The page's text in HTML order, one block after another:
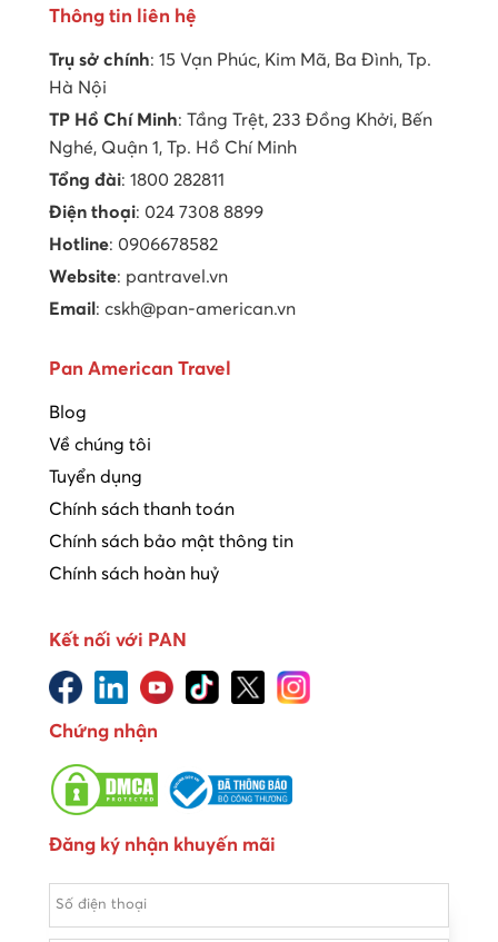
Thông tin liên hệ
Trụ sở chính: 15 Vạn Phúc, Kim Mã, Ba Đình, Tp.
Hà Nội
TP Hồ Chí Minh: Tầng Trệt, 233 Đồng Khởi, Bến
Nghé, Quận 1, Tp. Hồ Chí Minh
Tổng đài: 1800 282811
Điện thoại: 024 7308 8899
Hotline: 0906678582
Website: pantravel.vn
Email : cskh@pan-american.vn
Pan American Travel
Blog
Về chúng tôi
Tuyển dụng
Chính sách thanh toán
Chính sách bảo mật thông tin
Chính sách hoàn huỷ
Kết nối với PAN
Chứng nhận
Đăng ký nhận khuyến mãi